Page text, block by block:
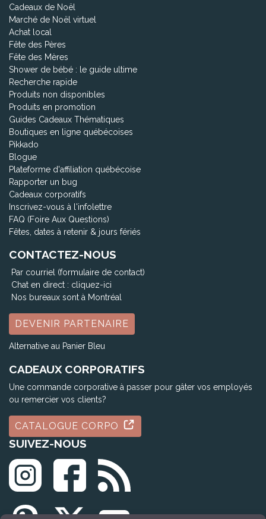
Cadeaux de Noël
Marché de Noël virtuel
Achat local
Fête des Pères
Fête des Mères
Shower de bébé : le guide ultime
Recherche rapide
Produits non disponibles
Produits en promotion
Guides Cadeaux Thématiques
Boutiques en ligne québécoises
Pikkado
Blogue
Plateforme d'affiliation québécoise
Rapporter un bug
Cadeaux corporatifs
Inscrivez-vous à l'infolettre
FAQ (Foire Aux Questions)
Fêtes, dates à retenir & jours fériés
CONTACTEZ-NOUS
Par courriel (formulaire de contact)
Chat en direct : cliquez-ici
Nos bureaux sont à Montréal
DEVENIR PARTENAIRE
Alternative au Panier Bleu
CADEAUX CORPORATIFS
Une commande corporative à passer pour gâter vos employés
ou remercier vos clients?
CATALOGUE CORPO
SUIVEZ-NOUS